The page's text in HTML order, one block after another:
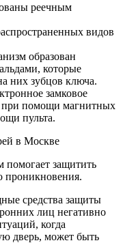
реечным
видов
образован
которые
них зубцов ключа.
замковое
при помощи магнитных
пульта.
помогает защитить
проникновения.
средства защиты
лиц негативно
когда
дверь, может быть